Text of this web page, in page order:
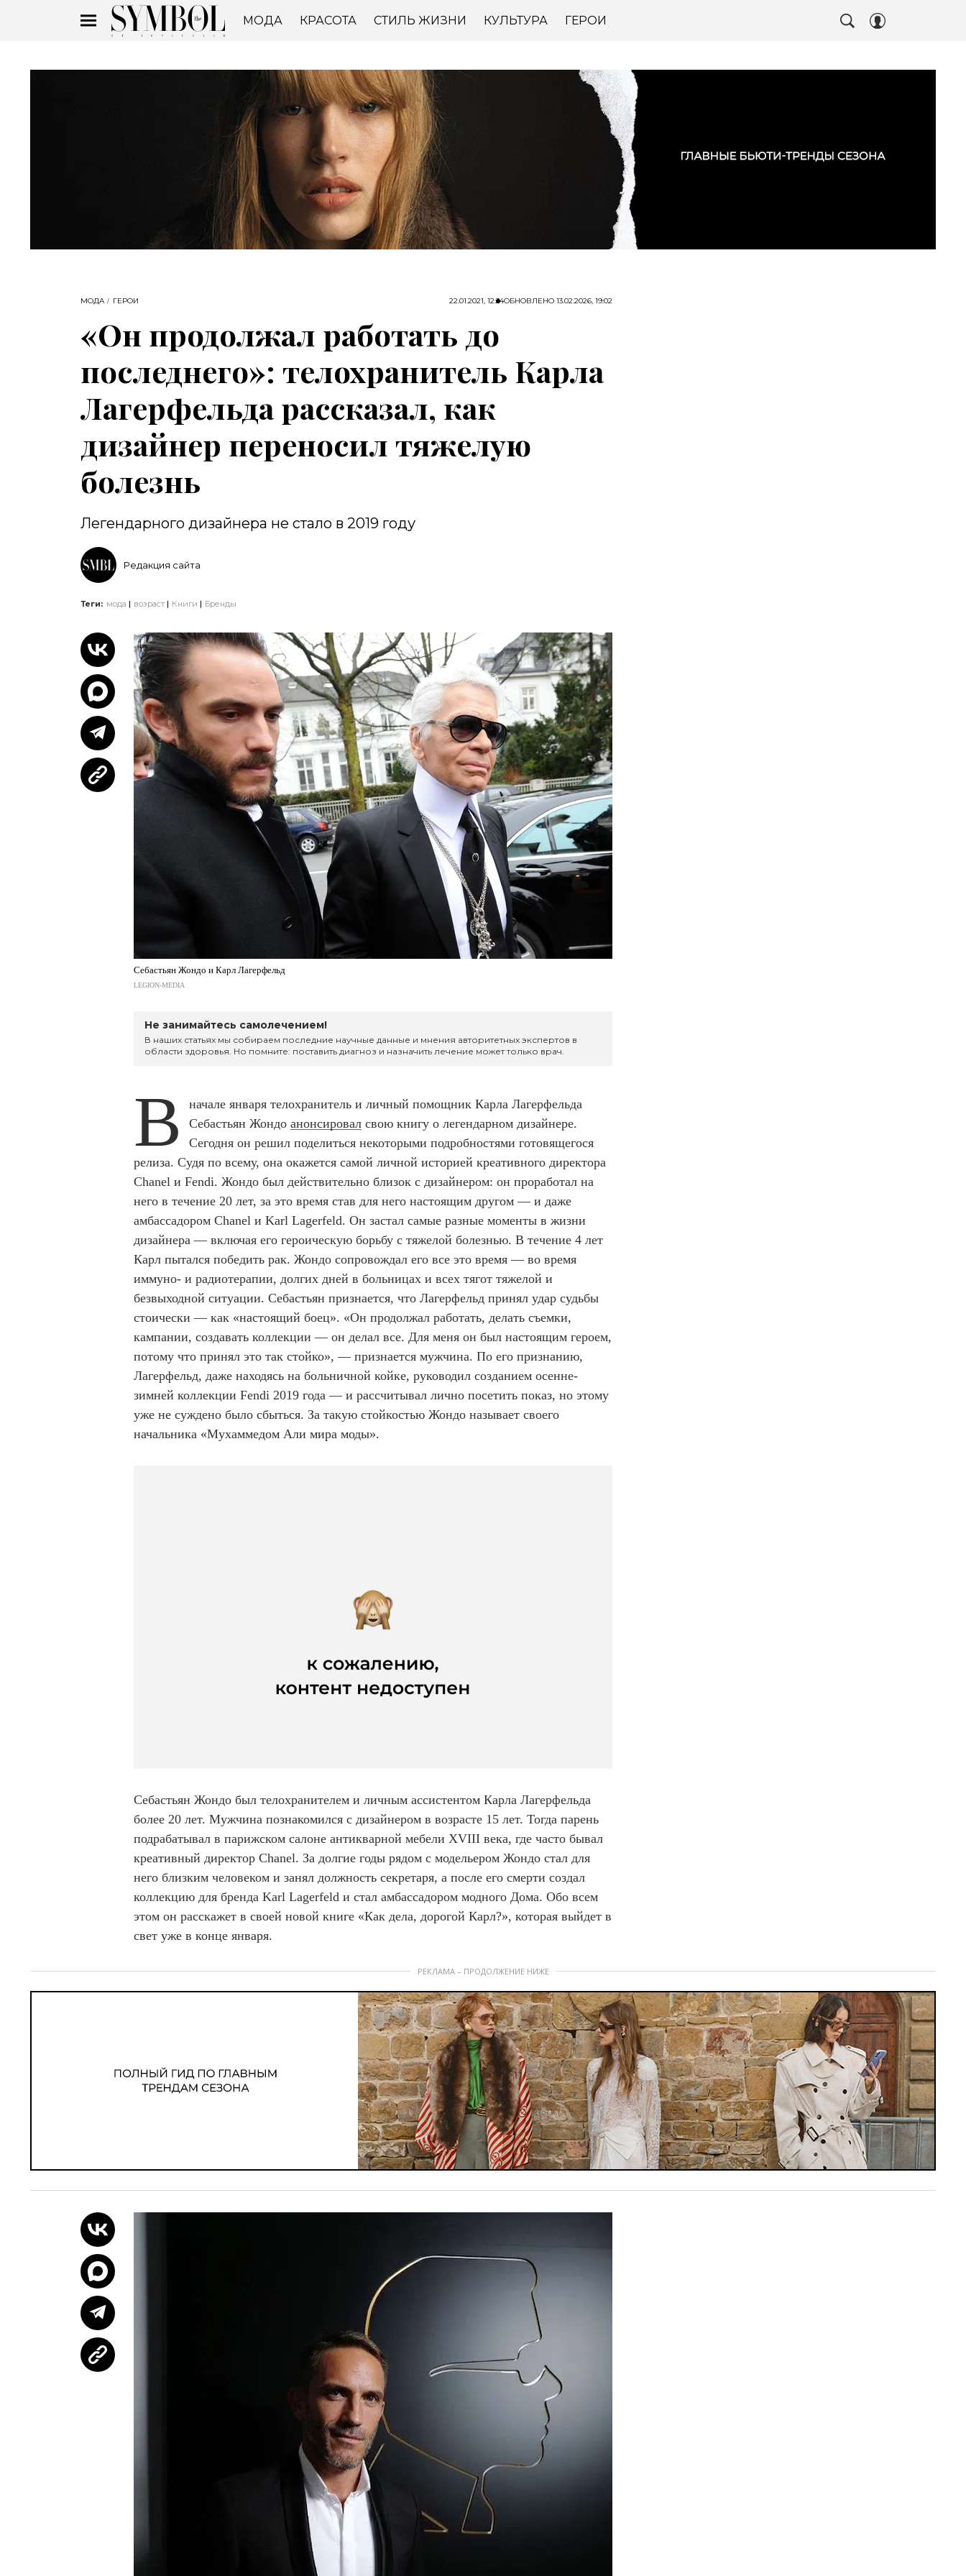
МОДА КРАСОТА СТИЛЬ ЖИЗНИ КУЛЬТУРА ГЕРОИ
МОДА ГЕРОИ 22.01.2021, 12:34ОБНОВЛЕНО 13.02.2026, 19:02
«Он продолжал работать до
последнего»: телохранитель Карла
Лагерфельда рассказал, как
дизайнер переносил тяжелую
болезнь
Легендарного дизайнера не стало в 2019 году
Редакция сайта
Теги: мода возраст Книги Бренды
Себастьян Жондо и Карл Лагерфельд
LEGION-MEDIA
Не занимайтесь самолечением!
В наших статьях мы собираем последние научные данные и мнения авторитетных экспертов в
области здоровья. Но помните: поставить диагноз и назначить лечение может только врач.
В
начале января телохранитель и личный помощник Карла Лагерфельда
Себастьян Жондо анонсировал свою книгу о легендарном дизайнере.
Сегодня он решил поделиться некоторыми подробностями готовящегося
релиза. Судя по всему, она окажется самой личной историей креативного директора
Chanel и Fendi. Жондо был действительно близок с дизайнером: он проработал на
него в течение 20 лет, за это время став для него настоящим другом — и даже
амбассадором Chanel и Karl Lagerfeld. Он застал самые разные моменты в жизни
дизайнера — включая его героическую борьбу с тяжелой болезнью. В течение 4 лет
Карл пытался победить рак. Жондо сопровождал его все это время — во время
иммуно- и радиотерапии, долгих дней в больницах и всех тягот тяжелой и
безвыходной ситуации. Себастьян признается, что Лагерфельд принял удар судьбы
стоически — как «настоящий боец». «Он продолжал работать, делать съемки,
кампании, создавать коллекции — он делал все. Для меня он был настоящим героем,
потому что принял это так стойко», — признается мужчина. По его признанию,
Лагерфельд, даже находясь на больничной койке, руководил созданием осенне-
зимней коллекции Fendi 2019 года — и рассчитывал лично посетить показ, но этому
уже не суждено было сбыться. За такую стойкостью Жондо называет своего
начальника «Мухаммедом Али мира моды».
Себастьян Жондо был телохранителем и личным ассистентом Карла Лагерфельда
более 20 лет. Мужчина познакомился с дизайнером в возрасте 15 лет. Тогда парень
подрабатывал в парижском салоне антикварной мебели XVIII века, где часто бывал
креативный директор Chanel. За долгие годы рядом с модельером Жондо стал для
него близким человеком и занял должность секретаря, а после его смерти создал
коллекцию для бренда Karl Lagerfeld и стал амбассадором модного Дома. Обо всем
этом он расскажет в своей новой книге «Как дела, дорогой Карл?», которая выйдет в
свет уже в конце января.
РЕКЛАМА – ПРОДОЛЖЕНИЕ НИЖЕ